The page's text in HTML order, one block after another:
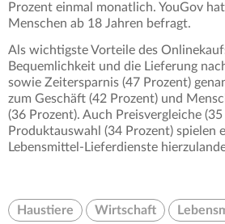
Prozent einmal monatlich. YouGov
Menschen ab 18 Jahren befragt.
Als wichtigste Vorteile des
Bequemlichkeit und die Lieferung
sowie Zeitersparnis (47 Prozent)
zum Geschäft (42 Prozent) und
(36 Prozent). Auch Preisvergleiche
Produktauswahl (34 Prozent) spielen
Lebensmittel-Lieferdienste
Haustiere Wirtschaft